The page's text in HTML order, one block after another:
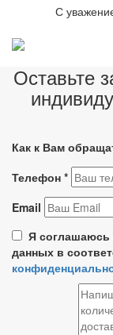
С
Оставьте
Как к Вам
Телефон *
Email
Я соглашаюсь
данных в